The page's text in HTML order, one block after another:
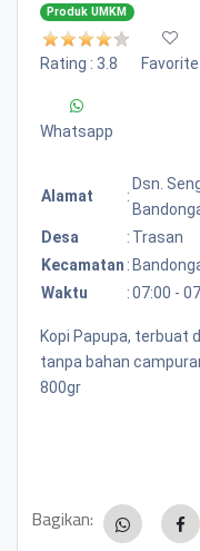
Produk UMKM
Rating : 3.8 Favorite
Whatsapp
Alamat :
Dsn.
Desa
: Trasan
Kecamatan :
Waktu
:07:00 -
Kopi Papupa, terbuat
tanpa bahan
800gr
Bagikan: